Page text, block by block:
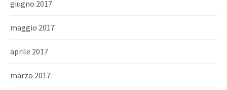
giugno 2017
maggio 2017
aprile 2017
marzo 2017